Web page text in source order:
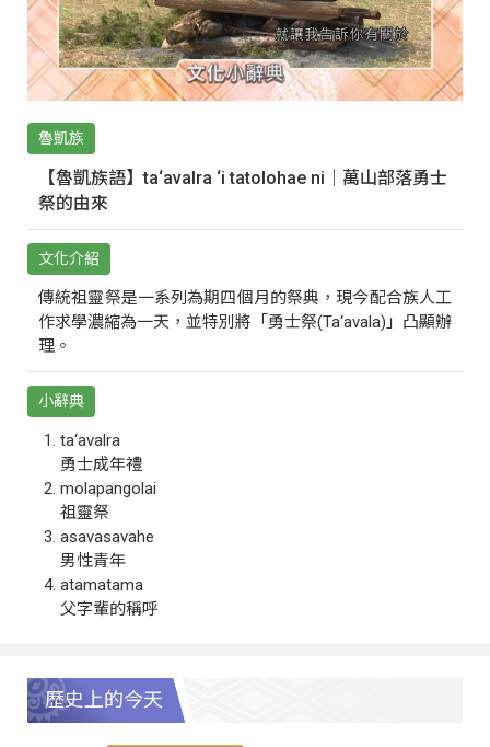
魯凱族
【魯凱族語】ta‘avalra ‘i tatolohae ni｜萬山部落勇士
祭的由來
文化介紹
傳統祖靈祭是一系列為期四個月的祭典，現今配合族人工
作求學濃縮為一天，並特別將「勇士祭(Ta‘avala)」凸顯辦
理。
小辭典
ta‘avalra
勇士成年禮
molapangolai
祖靈祭
asavasavahe
男性青年
atamatama
父字輩的稱呼
歷史上的今天